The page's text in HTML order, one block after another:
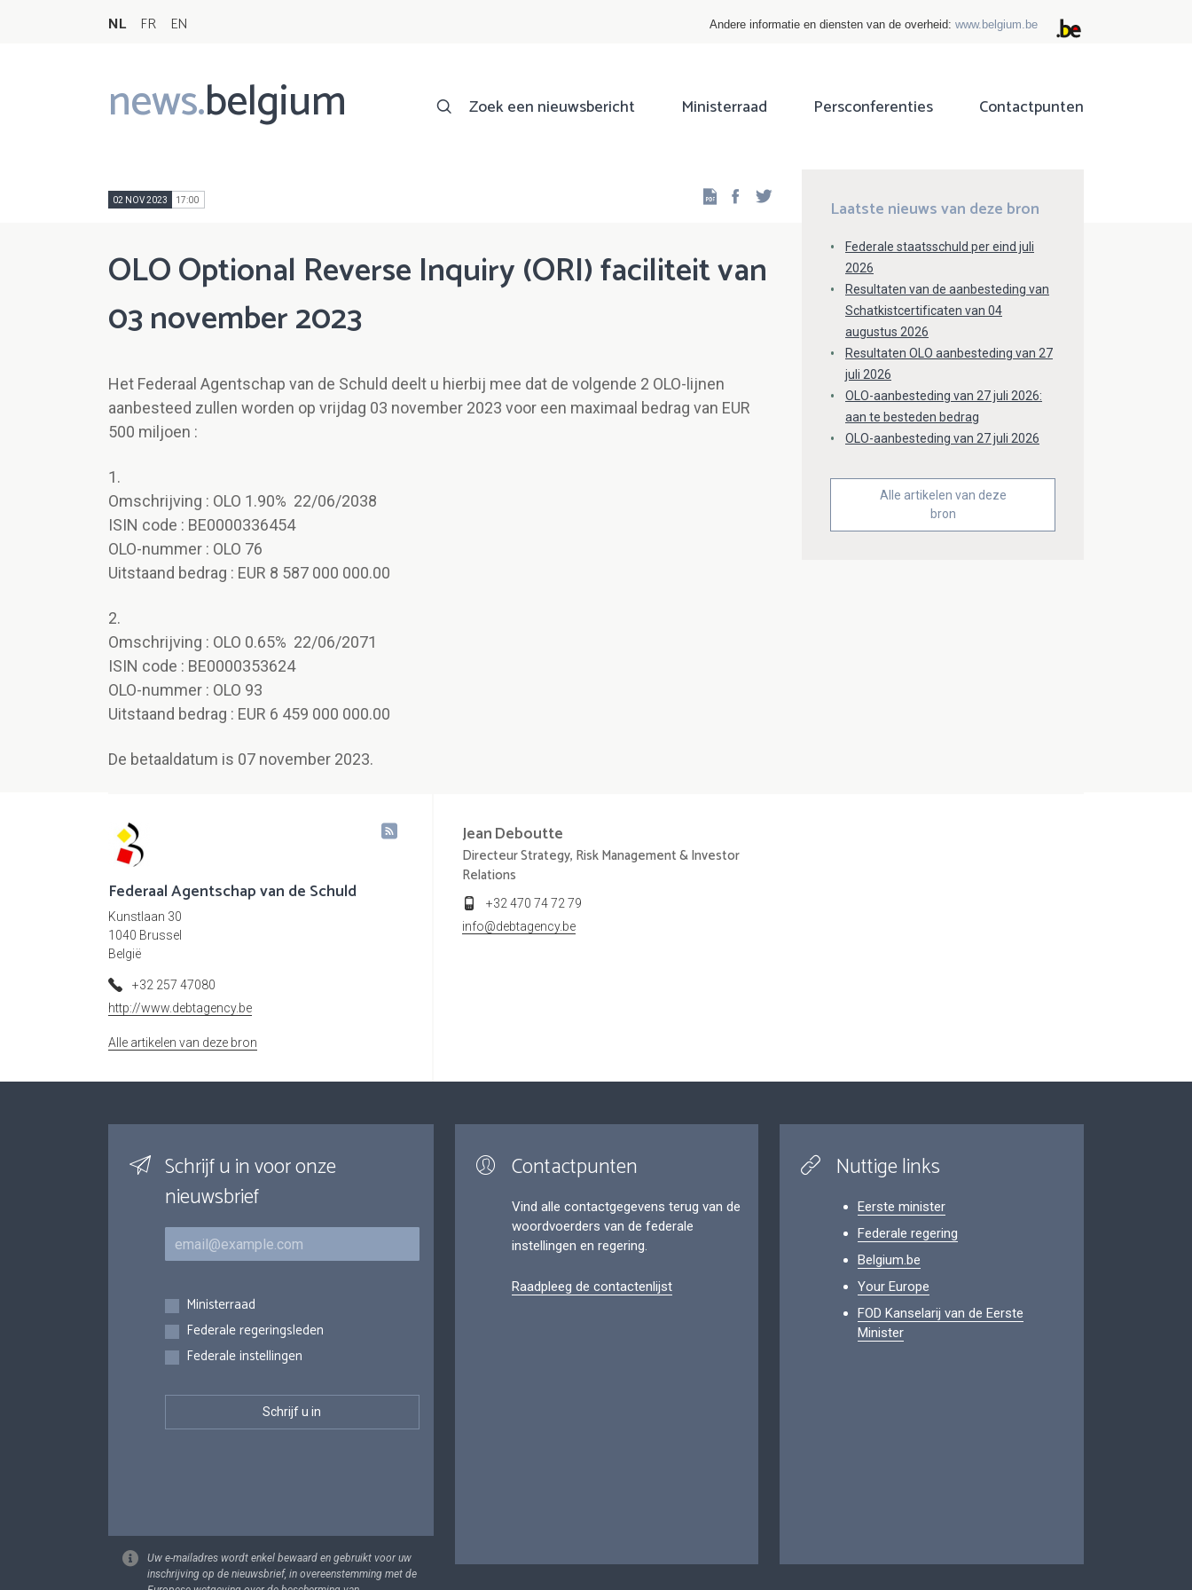
NL FR EN Andere informatie en diensten van de overheid: www.belgium.be
news.belgium
Main
navigation
Zoek een nieuwsbericht Ministerraad Persconferenties Contactpunten
02 NOV 2023 17:00 Facebook
OLO Optional Reverse Inquiry (ORI) faciliteit van
03 november 2023
Het Federaal Agentschap van de Schuld deelt u hierbij mee dat de volgende 2 OLO-lijnen
aanbesteed zullen worden op vrijdag 03 november 2023 voor een maximaal bedrag van EUR
500 miljoen :
1.
Omschrijving : OLO 1.90% 22/06/2038
ISIN code : BE0000336454
OLO-nummer : OLO 76
Uitstaand bedrag : EUR 8 587 000 000.00
2.
Omschrijving : OLO 0.65% 22/06/2071
ISIN code : BE0000353624
OLO-nummer : OLO 93
Uitstaand bedrag : EUR 6 459 000 000.00
De betaaldatum is 07 november 2023.
Laatste nieuws van deze bron
Federale staatsschuld per eind juli
2026
Resultaten van de aanbesteding van
Schatkistcertificaten van 04
augustus 2026
Resultaten OLO aanbesteding van 27
juli 2026
OLO-aanbesteding van 27 juli 2026:
aan te besteden bedrag
OLO-aanbesteding van 27 juli 2026
Alle artikelen van deze
bron
Federaal Agentschap van de Schuld
Kunstlaan 30
1040 Brussel
België
+32 257 47080
http://www.debtagency.be
Alle artikelen van deze bron
JeanDeboutte
Directeur Strategy, Risk Management & Investor
Relations
+32 470 74 72 79
info@debtagency.be
Schrijf u in voor onze
nieuwsbrief
E-mail
Inschrijvingen
Ministerraad
Federale regeringsleden
Federale instellingen
Uw e-mailadres wordt enkel bewaard en gebruikt voor uw
inschrijving op de nieuwsbrief, in overeenstemming met de
Contactpunten
Vind alle contactgegevens terug van de
woordvoerders van de federale
instellingen en regering.
Raadpleeg de contactenlijst
Nuttige links
Eerste minister
Federale regering
Belgium.be
Your Europe
FOD Kanselarij van de Eerste
Minister